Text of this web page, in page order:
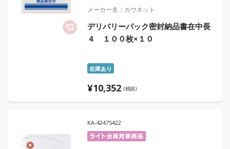
メーカー名 カウネット
デリバリーパック密封納品書在中長
４ １００枚×１０
在庫あり
¥10,352 (税抜)
KA-42475422